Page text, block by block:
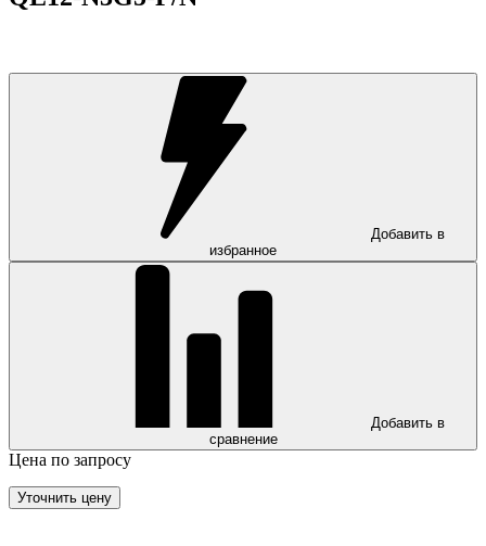
Добавить в
избранное
Добавить в
сравнение
Цена по запросу
Уточнить цену